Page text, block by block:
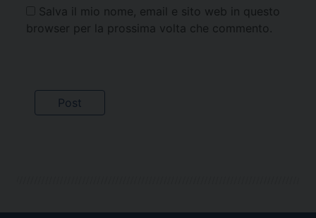
Salva il mio nome, email e sito web in questo
browser per la prossima volta che commento.